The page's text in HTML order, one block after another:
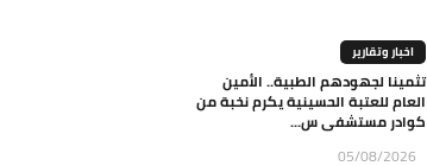
اخبار وتقارير
تثمينا لجهودهم الطبية.. الأمين
العام للعتبة الحسينية يكرم نخبة من
كوادر مستشفى س...
05/08/2026